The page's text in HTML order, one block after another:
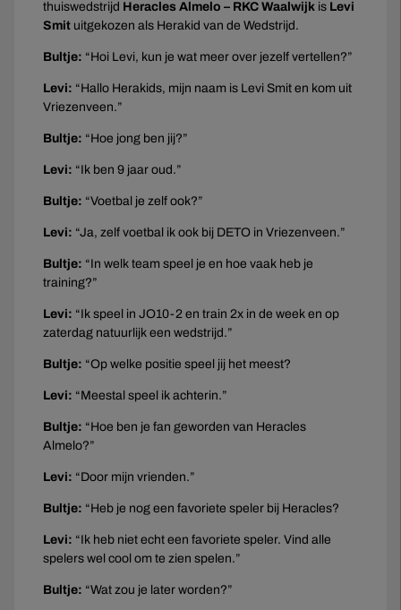
thuiswedstrijd Heracles Almelo – RKC Waalwijk is Levi
Smit uitgekozen als Herakid van de Wedstrijd.
Bultje: “Hoi Levi, kun je wat meer over jezelf vertellen?”
Levi: “Hallo Herakids, mijn naam is Levi Smit en kom uit
Vriezenveen.”
Bultje: “Hoe jong ben jij?”
Levi: “Ik ben 9 jaar oud.”
Bultje: “Voetbal je zelf ook?”
Levi: “Ja, zelf voetbal ik ook bij DETO in Vriezenveen.”
Bultje: “In welk team speel je en hoe vaak heb je
training?”
Levi: “Ik speel in JO10-2 en train 2x in de week en op
zaterdag natuurlijk een wedstrijd.”
Bultje: “Op welke positie speel jij het meest?
Levi: “Meestal speel ik achterin.”
Bultje: “Hoe ben je fan geworden van Heracles
Almelo?”
Levi: “Door mijn vrienden.”
Bultje: “Heb je nog een favoriete speler bij Heracles?
Levi: “Ik heb niet echt een favoriete speler. Vind alle
spelers wel cool om te zien spelen.”
Bultje: “Wat zou je later worden?”